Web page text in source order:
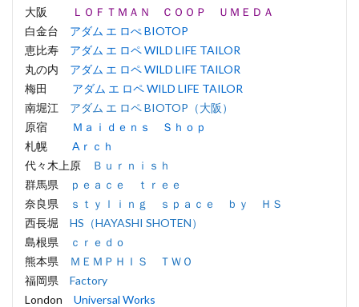
大阪
ＬＯＦＴＭＡＮ ＣＯＯＰ ＵＭＥＤＡ
白金台 アダム エ ロぺ BIOTOP
恵比寿 アダム エ ロペ WILD LIFE TAILOR
丸の内 アダム エ ロペ WILD LIFE TAILOR
梅田 アダム エ ロペ WILD LIFE TAILOR
南堀江 アダム エ ロペ BIOTOP（大阪）
原宿
Ｍａｉｄｅｎｓ Ｓｈｏｐ
札幌 Aｒｃｈ
代々木上原
Ｂｕｒｎｉｓｈ
群馬県
ｐｅａｃｅ ｔｒｅｅ
奈良県
ｓｔｙｌｉｎｇ ｓｐａｃｅ ｂｙ ＨＳ
西長堀 HS（HAYASHI SHOTEN）
島根県
ｃｒｅｄｏ
熊本県
ＭＥＭＰＨＩＳ ＴＷＯ
福岡県 Factory
London Universal Works